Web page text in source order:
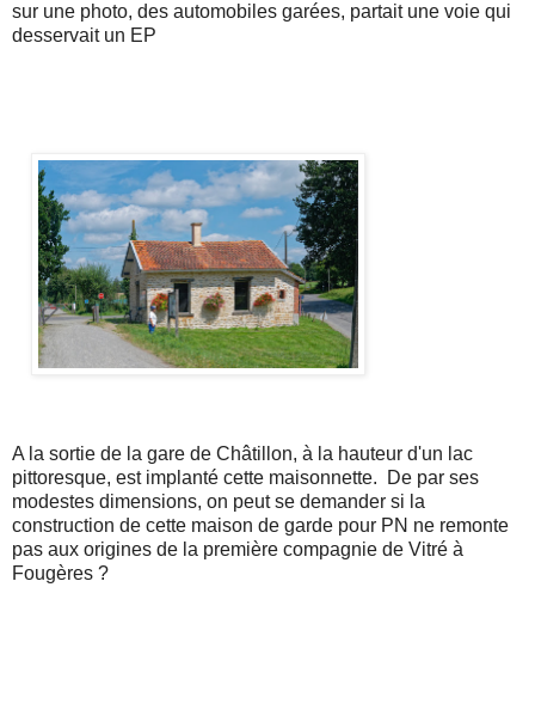
sur une photo, des automobiles garées, partait une voie qui
desservait un EP
A la sortie de la gare de Châtillon, à la hauteur d'un lac
pittoresque, est implanté cette maisonnette. De par ses
modestes dimensions, on peut se demander si la
construction de cette maison de garde pour PN ne remonte
pas aux origines de la première compagnie de Vitré à
Fougères ?